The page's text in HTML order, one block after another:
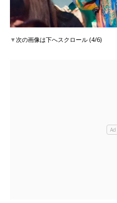
▼次の画像は下へスクロール (4/6)